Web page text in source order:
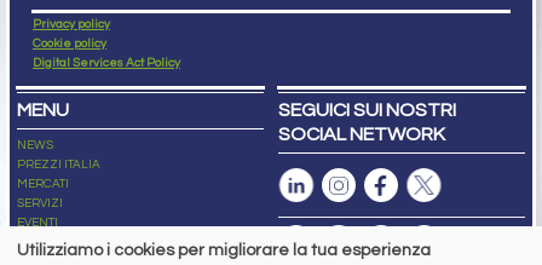
Privacy policy
Cookie policy
Digital Services Act Policy
MENU
NEWS
PREZZI ITALIA
MERCATI
SERVIZI
EVENTI
ABBONAMENTI
SEGUICI SUI NOSTRI
SOCIAL NETWORK
Utilizziamo i cookies per migliorare la tua esperienza